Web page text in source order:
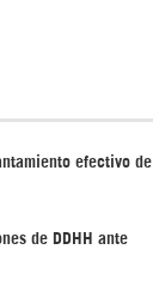
efectivo de
de DDHH ante